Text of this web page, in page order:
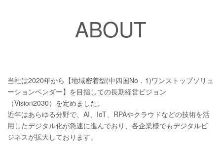
ABOUT
当社は2020年から【地域密着型(中四国No．1)ワンストップソリュ
ーションベンダー】を目指しての長期経営ビジョン
（Vision2030）を定めました。
近年はあらゆる分野で、AI、IoT、RPAやクラウドなどの技術を活
用したデジタル化が急速に進んでおり、各企業様でもデジタルビ
ジネスが拡大しております。